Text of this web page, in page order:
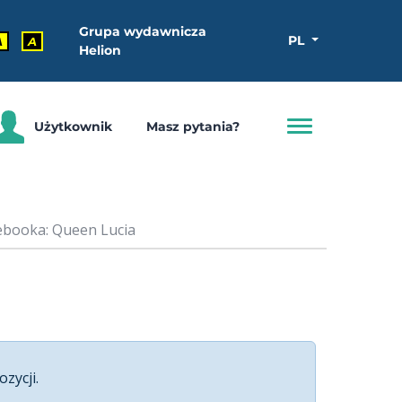
A
Grupa wydawnicza
Helion
PL
Użytkownik Masz pytania?
Queen Lucia